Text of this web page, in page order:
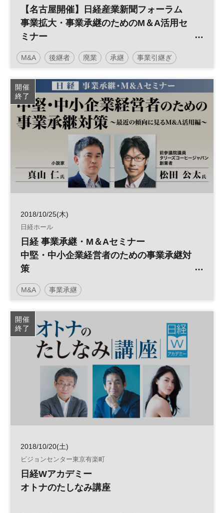
【名古屋開催】日経産業新聞フォーラム
事業拡大・事業承継のためのM＆A活用セ
ミナー
～次世代に会社を引き継ぎ、事業を拡大さ
せていくためには～
M&A 後継者 廃業 承継 事業引継ぎ
日経産業新聞フォーラム
開催
終了
2018/10/25(木)
日経ホール
日経 事業承継・M＆Aセミナー
中堅・中小企業経営者のための事業承継対
策
～最近の傾向に見るM＆A活用編～
M&A 事業承継
開催
終了
2018/10/20(土)
ビジョンセンター東京有楽町
日経Wアカデミー
オトナのたしなみ講座